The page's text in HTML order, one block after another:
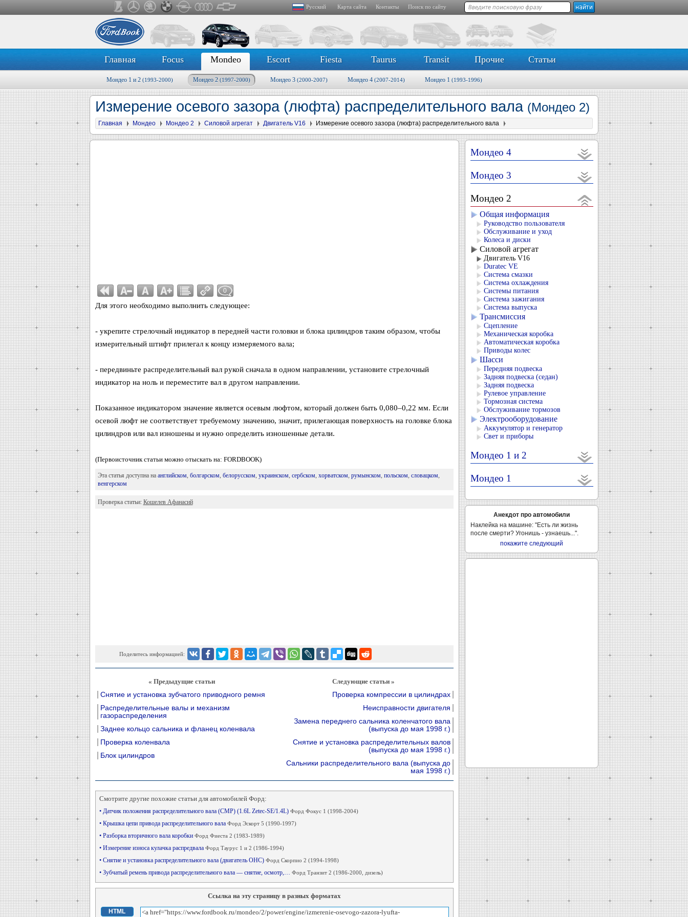
Русский Карта сайта Контакты Поиск по сайту
Главная Focus Mondeo Escort Fiesta Taurus Transit Прочие Статьи
Мондео 1 и 2 (1993-2000) Мондео 2 (1997-2000) Мондео 3 (2000-2007) Мондео 4 (2007-2014) Мондео 1 (1993-1996)
Измерение осевого зазора (люфта) распределительного вала (Мондео 2)
Главная Мондео Мондео 2 Силовой агрегат Двигатель V16 Измерение осевого зазора (люфта) распределительного вала
0
Для этого необходимо выполнить следующее:
- укрепите стрелочный индикатор в передней части головки и блока цилиндров таким образом, чтобы
измерительный штифт прилегал к концу измеряемого вала;
- передвиньте распределительный вал рукой сначала в одном направлении, установите стрелочный
индикатор на ноль и переместите вал в другом направлении.
Показанное индикатором значение является осевым люфтом, который должен быть 0,080–0,22 мм. Если
осевой люфт не соответствует требуемому значению, значит, прилегающая поверхность на головке блока
цилиндров или вал изношены и нужно определить изношенные детали.
(Первоисточник статьи можно отыскать на: FORDBOOK)
Эта статья доступна на английском, болгарском, белорусском, украинском, сербском, хорватском, румынском, польском, словацком,
венгерском
Проверка статьи: Кошелев Афанасий
Поделитесь информацией:
« Предыдущие статьи
Снятие и установка зубчатого приводного ремня
Распределительные валы и механизм
газораспределения
Заднее кольцо сальника и фланец коленвала
Проверка коленвала
Блок цилиндров
Следующие статьи »
Проверка компрессии в цилиндрах
Неисправности двигателя
Замена переднего сальника коленчатого вала
(выпуска до мая 1998 г.)
Снятие и установка распределительных валов
(выпуска до мая 1998 г.)
Сальники распределительного вала (выпуска до
мая 1998 г.)
Смотрите другие похожие статьи для автомобилей Форд:
• Датчик положения распределительного вала (СМР) (1.6L Zetec-SE/1.4L) Форд Фокус 1 (1998-2004)
• Крышка цепи привода распределительного вала Форд Эскорт 5 (1990-1997)
• Разборка вторичного вала коробки Форд Фиеста 2 (1983-1989)
• Измерение износа кулачка распредвала Форд Таурус 1 и 2 (1986-1994)
• Снятие и установка распределительного вала (двигатель OHC) Форд Скорпио 2 (1994-1998)
• Зубчатый ремень привода распределительного вала — снятие, осмотр,… Форд Транзит 2 (1986-2000, дизель)
Ссылка на эту страницу в разных форматах
HTML
Мондео 4
Мондео 3
Мондео 2
Общая информация
Руководство пользователя
Обслуживание и уход
Колеса и диски
Силовой агрегат
Двигатель V16
Duratec VЕ
Система смазки
Система охлаждения
Системы питания
Система зажигания
Система выпуска
Трансмиссия
Сцепление
Механическая коробка
Автоматическая коробка
Приводы колес
Шасси
Передняя подвеска
Задняя подвеска (седан)
Задняя подвеска
Рулевое управление
Тормозная система
Обслуживание тормозов
Электрооборудование
Аккумулятор и генератор
Свет и приборы
Мондео 1 и 2
Мондео 1
Анекдот про автомобили
Наклейка на машине: "Есть ли жизнь
после смерти? Угонишь - узнаешь...".
покажите следующий